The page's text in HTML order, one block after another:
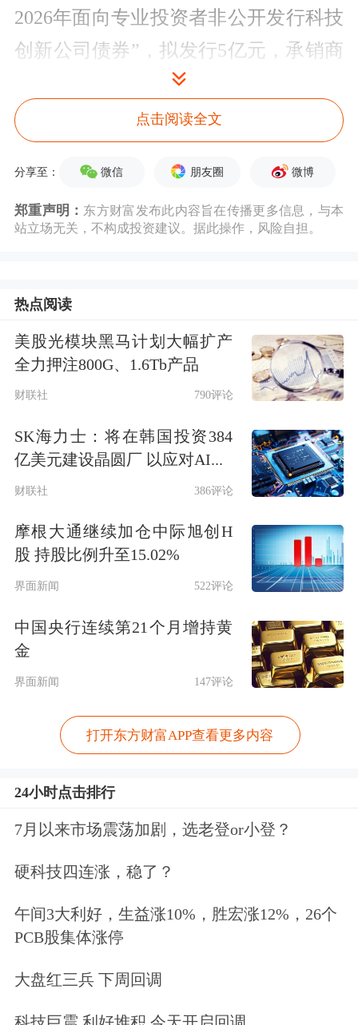
2026年面向专业投资者非公开发行科技
创新公司债券”，拟发行5亿元，承销商
为华泰联合证券。该项目于5月26日受
理，6月12日获反馈。
今年4月30日，北交所发布了非公开发
南，并于2026年5月6日正式启动私募债
开发行公司债券挂牌规则》在挂牌转
保护等方面与交易所债券市场现行监管
要求保持一致。
业内人士认为，这样的制度安排主要是
为了维持债券市场规则的统一性，减少
所、会计师事务所等中介机构能够沿用
成熟经验，发行人也不用重新适应一套
所、评级等从业方可以基本上将相关展
业思路、经验、风控内核标准进行平
更顺畅、风险更可控、制度更稳定。
与此同时，为满足市场需要，北交所决
免收取非公开发行公司债券挂牌初费和
挂牌年费。
私募债，是北交所继国债和地方政府债
点击阅读全文
分享至： 微信 朋友圈 微博
郑重声明： 东方财富发布此内容旨在传播更多信息，与本
站立场无关，不构成投资建议。据此操作，风险自担。
热点阅读
美股光模块黑马计划大幅扩产
全力押注800G、1.6Tb产品
财联社 790评论
SK海力士：将在韩国投资384
亿美元建设晶圆厂 以应对AI...
财联社 386评论
摩根大通继续加仓中际旭创H
股 持股比例升至15.02%
界面新闻 522评论
中国央行连续第21个月增持黄
金
界面新闻 147评论
打开东方财富APP查看更多内容
24小时点击排行
7月以来市场震荡加剧，选老登or小登？
硬科技四连涨，稳了？
午间3大利好，生益涨10%，胜宏涨12%，26个
PCB股集体涨停
大盘红三兵 下周回调